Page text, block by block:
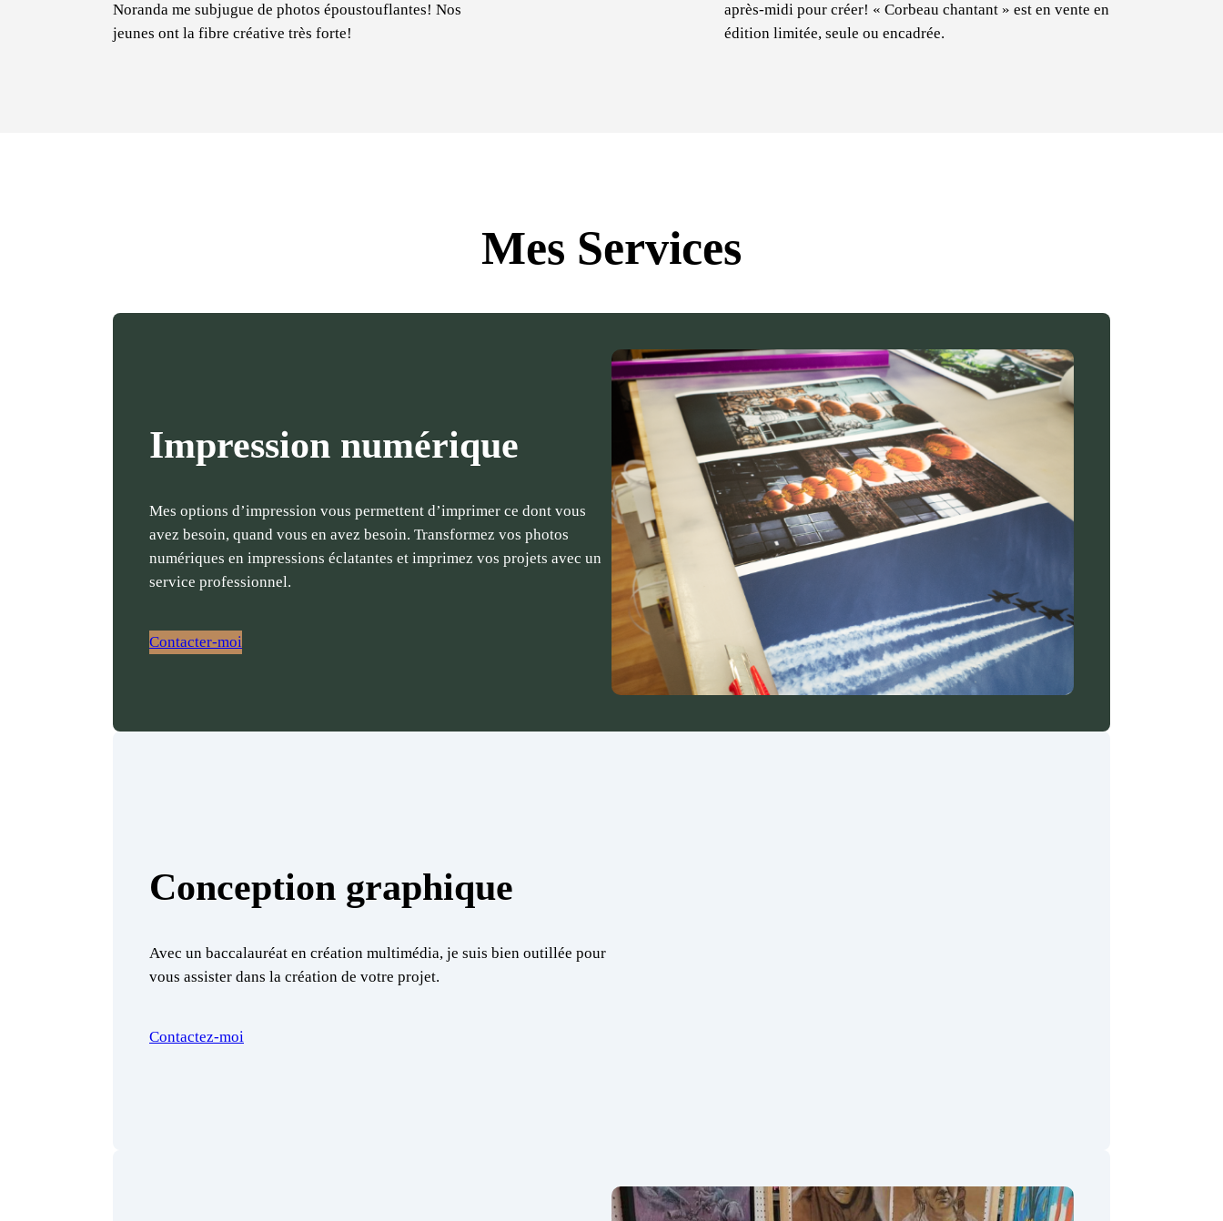
Noranda me subjugue de photos époustouflantes! Nos
jeunes ont la fibre créative très forte!
après-midi pour créer! « Corbeau chantant » est en vente en
édition limitée, seule ou encadrée.
Mes Services
Impression numérique
Mes options d’impression vous permettent d’imprimer ce dont vous
avez besoin, quand vous en avez besoin. Transformez vos photos
numériques en impressions éclatantes et imprimez vos projets avec un
service professionnel.
Contacter-moi
Conception graphique
Avec un baccalauréat en création multimédia, je suis bien outillée pour
vous assister dans la création de votre projet.
Contactez-moi